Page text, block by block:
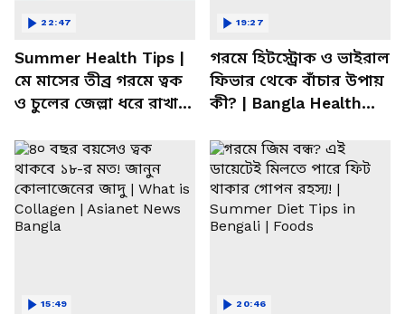
Summer Health Tips |
মে মাসের তীব্র গরমে ত্বক
ও চুলের জেল্লা ধরে রাখার
22:47
গরমে হিটস্ট্রোক ও ভাইরাল
ফিভার থেকে বাঁচার উপায়
কী? | Bangla Health
19:27
15:49 20:46